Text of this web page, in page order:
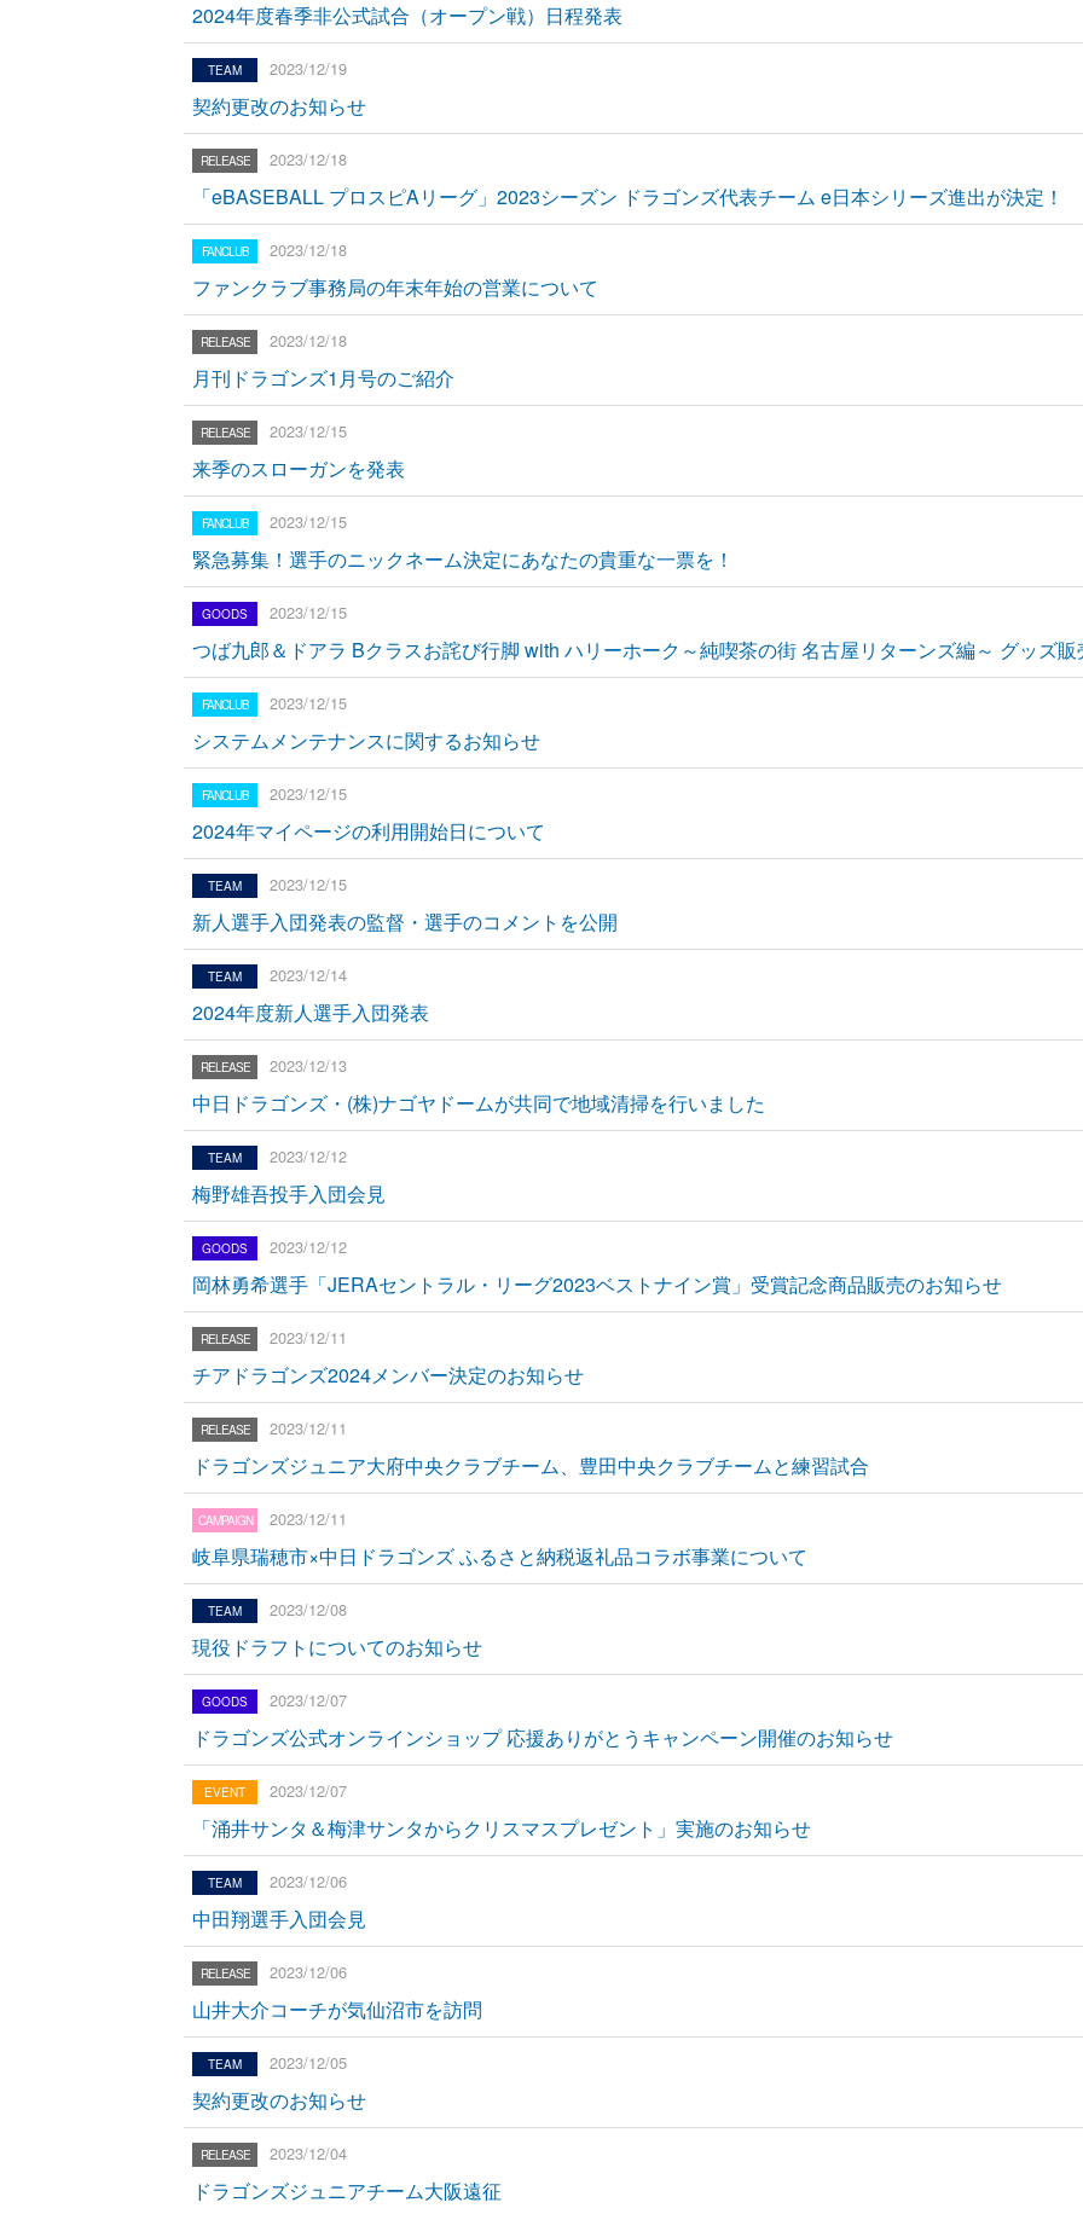
2024年度春季非公式試合（オープン戦）日程発表
2023/12/19
契約更改のお知らせ
2023/12/18
「eBASEBALL プロスピAリーグ」2023シーズン ドラゴンズ代表チーム e日本シリーズ進出が決定！
2023/12/18
ファンクラブ事務局の年末年始の営業について
2023/12/18
月刊ドラゴンズ1月号のご紹介
2023/12/15
来季のスローガンを発表
2023/12/15
緊急募集！選手のニックネーム決定にあなたの貴重な一票を！
2023/12/15
つば九郎＆ドアラ Bクラスお詫び行脚 with ハリーホーク～純喫茶の街 名古屋リターンズ編～ グッズ
2023/12/15
システムメンテナンスに関するお知らせ
2023/12/15
2024年マイページの利用開始日について
2023/12/15
新人選手入団発表の監督・選手のコメントを公開
2023/12/14
2024年度新人選手入団発表
2023/12/13
中日ドラゴンズ・(株)ナゴヤドームが共同で地域清掃を行いました
2023/12/12
梅野雄吾投手入団会見
2023/12/12
岡林勇希選手「JERAセントラル・リーグ2023ベストナイン賞」受賞記念商品販売のお知らせ
2023/12/11
チアドラゴンズ2024メンバー決定のお知らせ
2023/12/11
ドラゴンズジュニア大府中央クラブチーム、豊田中央クラブチームと練習試合
2023/12/11
岐阜県瑞穂市×中日ドラゴンズ ふるさと納税返礼品コラボ事業について
2023/12/08
現役ドラフトについてのお知らせ
2023/12/07
ドラゴンズ公式オンラインショップ 応援ありがとうキャンペーン開催のお知らせ
2023/12/07
「涌井サンタ＆梅津サンタからクリスマスプレゼント」実施のお知らせ
2023/12/06
中田翔選手入団会見
2023/12/06
山井大介コーチが気仙沼市を訪問
2023/12/05
契約更改のお知らせ
2023/12/04
ドラゴンズジュニアチーム大阪遠征